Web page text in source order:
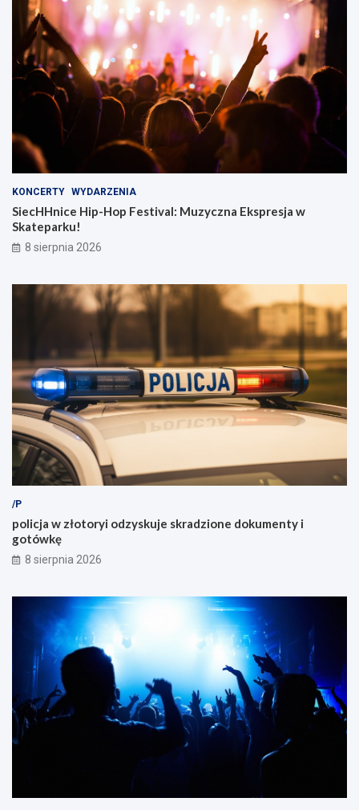
KONCERTY WYDARZENIA
SiecHHnice Hip-Hop Festival: Muzyczna Ekspresja w
Skateparku!
8 sierpnia 2026
/P
policja w złotoryi odzyskuje skradzione dokumenty i
gotówkę
8 sierpnia 2026